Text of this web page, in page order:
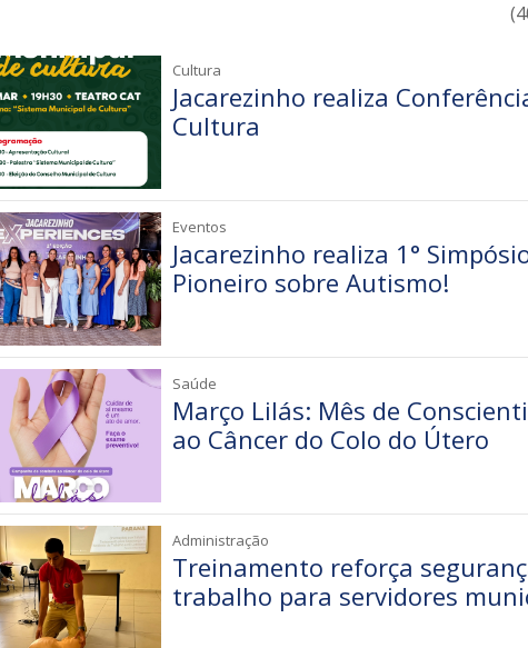
Cultura
Jacarezinho realiza
Cultura
Eventos
Jacarezinho realiza 1°
Pioneiro sobre Autismo!
Saúde
Março Lilás: Mês de
ao Câncer do Colo do Útero
Administração
Treinamento reforça
trabalho para servidores